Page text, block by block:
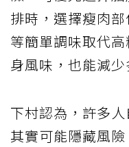
排時，選擇瘦肉
等簡單調味取代
身風味，也能減
下村認為，許多
其實可能隱藏風